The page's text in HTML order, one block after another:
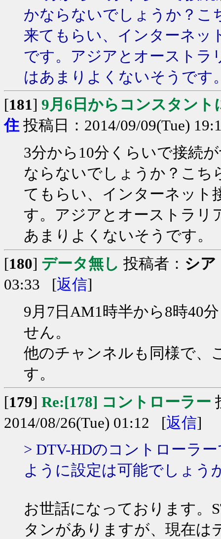
かならないでしょうか？こ
来てもらい、インターネッ
です。アジアとオーストラ
はあまりよくないそうです
[181] 9月6日からコンスタント
住投稿日：2014/09/09(Tue)
3分から10分くらいで接続
ならないでしょうか？こち
てもらい、インターネット
す。アジアとオーストラリ
あまりよくないそうです。
[180] データ無し 投稿者： シア
03:33 [返信]
9月7日AM1時半から8時40
せん。
他のチャンネルも同様で、
す。
[179] Re:[178] コントローラー
2014/08/26(Tue) 01:12 [返信]
> DTV-HDのコントローラ
ように設定は可能でしょう
お世話になっております。
タンがありますが、現在は